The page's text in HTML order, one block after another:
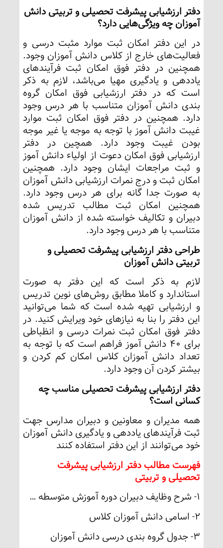
دفتر ارزشیابی پیشرفت تحصیلی و تربیتی دانش
آموزان چه ویژگی‌هایی دارد؟
در این دفتر امکان ثبت موارد مثبت درسی و
فعالیت‌های خارج از کلاس دانش آموزان وجود.
همچنین در دفتر فوق امکان ثبت فرآیندهای
یاددهی و یادگیری مهیا می‌باشد، لازم به ذکر
است که در دفتر ارزشیابی فوق امکان گروه
بندی دانش آموزان متناسب با هر درس وجود
دارد. همچنین در دفتر فوق امکان ثبت موارد
غیبت دانش آموز با توجه به موجه یا غیر موجه
بودن غیبت وجود دارد. همچین در دفتر
ارزشیابی فوق امکان دعوت از اولیاء دانش آموز
و ثبت مراجعات ایشان وجود دارد. همچنین
امکان ثبت و درج نمرات ارزشیابی دانش آموزان
به صورت جدا گانه برای هر درس وجود دارد.
همچنین امکان ثبت مطالب تدریس شده
دبیران و تکالیف خواسته شده از دانش آموزان
متناسب با هر درس وجود دارد.
طراحی دفتر ارزشیابی پیشرفت تحصیلی و
تربیتی دانش آموزان
لازم به ذکر است که این دفتر به صورت
استاندارد و کاملا مطابق روش‌های نوین تدریس
و ارزشیابی تهیه شده است که شما می‌توانید
این دفتر را بنا به نیاز‌های خود ویرایش کنید. در
دفتر فوق امکان ثبت نمرات درسی و انظباطی
برای 40 دانش آموز فراهم است که با توجه به
تعداد دانش آموزان کلاس امکان کم کردن و
بیشتر کردن آن وجود دارد.
دفتر ارزشیابی پیشرفت تحصیلی مناسب چه
کسانی است؟
همه مدیران و معاونین و دبیران مدارس جهت
ثبت فرآیندهای یاددهی و یادگیری دانش آموزان
خود می‌توانند از این دفتر استفاده کنند
فهرست مطالب دفتر ارزشیابی پیشرفت
تحصیلی و تربیتی
1- شرح وظایف دبیران دوره آموزش متوسطه …
2- اسامی دانش آموزان کلاس
3- جدول گروه بندی درسی دانش آموزان